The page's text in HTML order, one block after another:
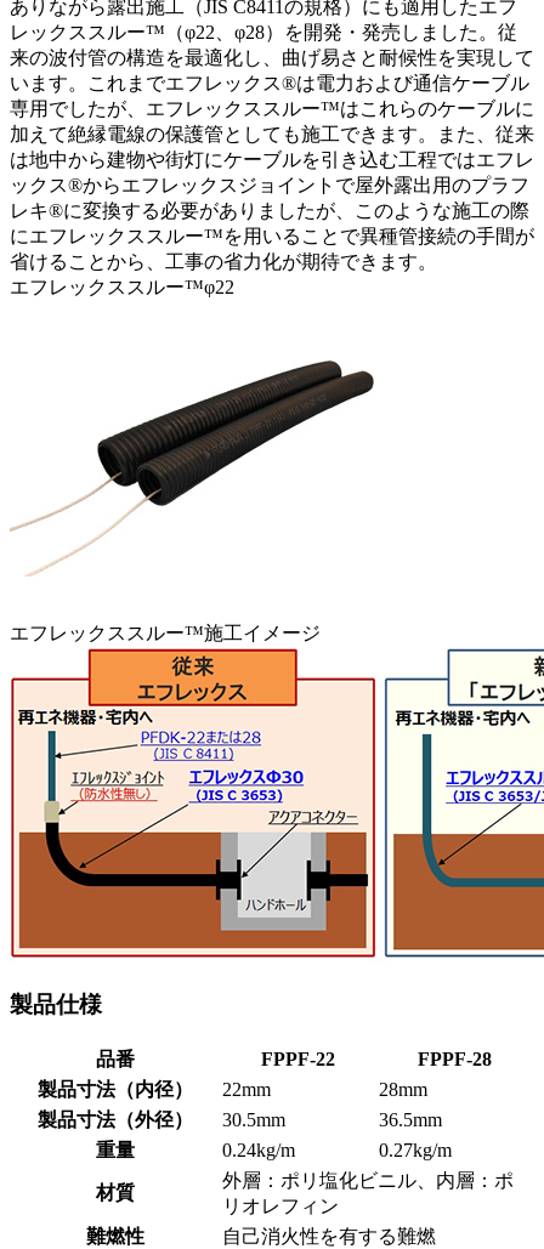
ありながら露出施工（JIS C8411の規格）にも適用したエフ
レックススルー™（φ22、φ28）を開発・発売しました。従
来の波付管の構造を最適化し、曲げ易さと耐候性を実現して
います。これまでエフレックス®は電力および通信ケーブル
専用でしたが、エフレックススルー™はこれらのケーブルに
加えて絶縁電線の保護管としても施工できます。また、従来
は地中から建物や街灯にケーブルを引き込む工程ではエフレ
ックス®からエフレックスジョイントで屋外露出用のプラフ
レキ®に変換する必要がありましたが、このような施工の際
にエフレックススルー™を用いることで異種管接続の手間が
省けることから、工事の省力化が期待できます。
エフレックススルー™φ22
エフレックススルー™施工イメージ
製品仕様
品番 FPPF-22
FPPF-28
製品寸法（内径）
22mm
28mm
製品寸法（外径）
30.5mm
36.5mm
重量
0.24kg/m 0.27kg/m
材質
外層：ポリ塩化ビニル、内層：ポ
リオレフィン
難燃性
自己消火性を有する難燃